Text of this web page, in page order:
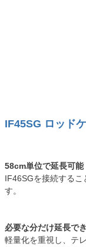
IF45SG ロッド
58cm単位で延長可能
IF46SGを接続するこ
す。
必要な分だけ延長で
軽量化を重視し、テ